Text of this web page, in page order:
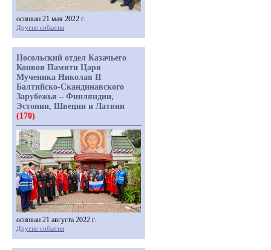
основан 21 мая 2022 г.
Другие события
Посольский отдел Казачьего
Конвоя Памяти Царя
Мученика Николая II
Балтийско-Скандинавского
Зарубежья – Финляндии,
Эстонии, Швеции и Латвии
(170)
основан 21 августа 2022 г.
Другие события